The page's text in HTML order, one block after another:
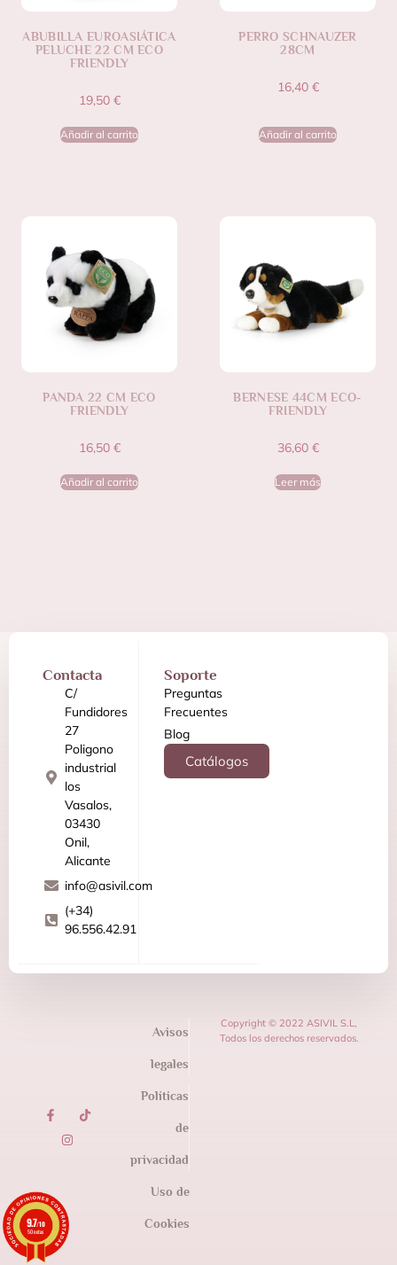
ABUBILLA EUROASIÁTICA
PELUCHE 22 CM ECO
FRIENDLY
19,50 €
Añadir al carrito
PERRO SCHNAUZER
28CM
16,40 €
Añadir al carrito
PANDA 22 CM ECO
FRIENDLY
16,50 €
Añadir al carrito
BERNESE 44CM ECO-
FRIENDLY
36,60 €
Leer más
Contacta
C/
Fundidores
27
Poligono
industrial
los
Vasalos,
03430
Onil,
Alicante
info@asivil.com
(+34)
96.556.42.91
Soporte
Preguntas
Frecuentes
Blog
Catálogos
Avisos
legales
Políticas
de
privacidad
Uso de
Cookies
Copyright © 2022 ASIVIL S.L,
Todos los derechos reservados.
9.7/10
50 notas